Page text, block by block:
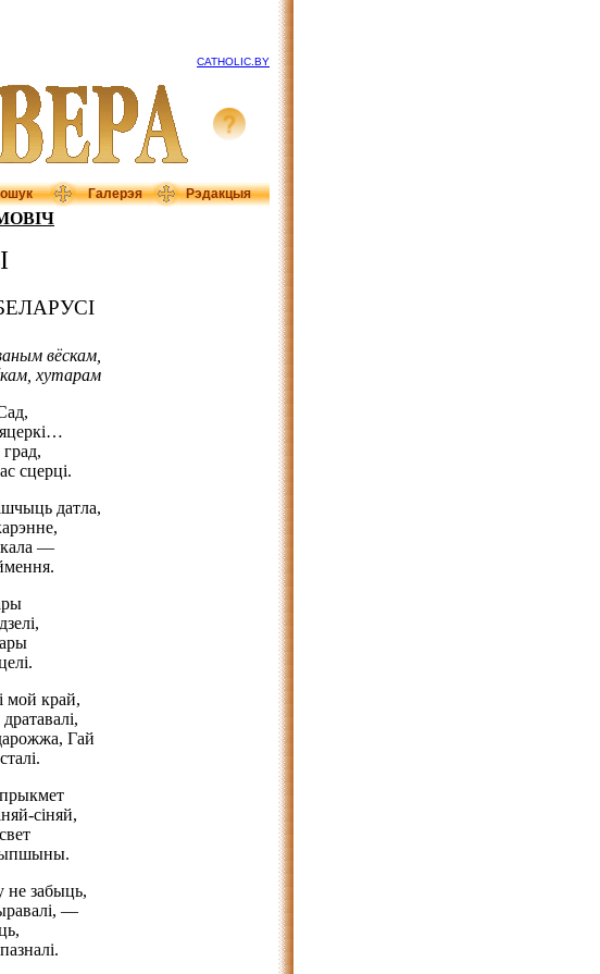
CATHOLIC.BY
Галерэя Рэдакцыя
вёскам,
хутарам
сцерці.
датла,
кала —
мой край,
Гай
сіняй,
не забыць,
—